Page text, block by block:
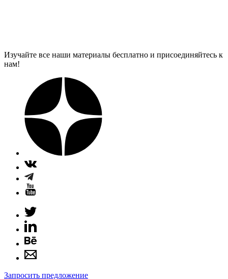
Изучайте все наши материалы бесплатно и присоединяйтесь к
нам!
Запросить предложение